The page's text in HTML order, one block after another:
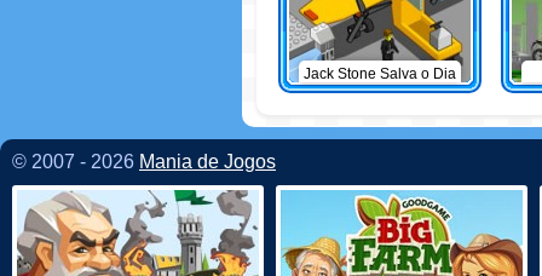
Jack Stone Salva o Dia
© 2007 - 2026 Mania de Jogos